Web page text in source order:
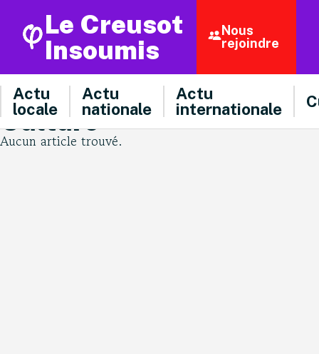
Le Creusot
Insoumis
Nous
rejoindre
Actu
locale
Actu
nationale
Actu
internationale
Culture
Aucun article trouvé.